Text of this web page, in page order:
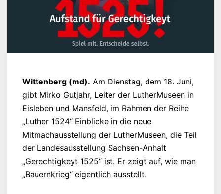
Wittenberg (md). Am Dienstag, dem 18. Juni,
gibt Mirko Gutjahr, Leiter der LutherMuseen in
Eisleben und Mansfeld, im Rahmen der Reihe
„Luther 1524“ Einblicke in die neue
Mitmachausstellung der LutherMuseen, die Teil
der Landesausstellung Sachsen-Anhalt
„Gerechtigkeyt 1525“ ist. Er zeigt auf, wie man
„Bauernkrieg“ eigentlich ausstellt.